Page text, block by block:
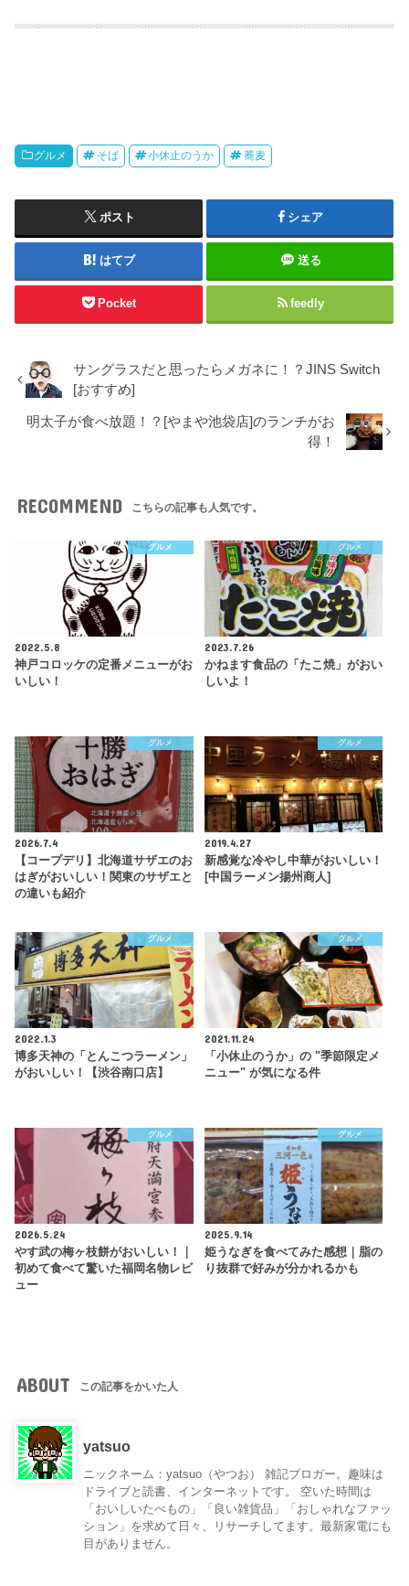
グルメ そば 小休止のうか 蕎麦
ポスト シェア
はてブ 送る
Pocket feedly
サングラスだと思ったらメガネに！？JINS Switch
[おすすめ]
明太子が食べ放題！？[やまや池袋店]のランチがお
得！
RECOMMEND こちらの記事も人気です。
グルメ
2022.5.8
神戸コロッケの定番メニューがお
いしい！
グルメ
2023.7.26
かねます食品の「たこ焼」がおい
しいよ！
グルメ
2026.7.4
【コープデリ】北海道サザエのお
はぎがおいしい！関東のサザエと
の違いも紹介
グルメ
2019.4.27
新感覚な冷やし中華がおいしい！
[中国ラーメン揚州商人]
グルメ
2022.1.3
博多天神の「とんこつラーメン」
がおいしい！【渋谷南口店】
グルメ
2021.11.24
「小休止のうか」の "季節限定メ
ニュー" が気になる件
グルメ
2026.5.24
やす武の梅ヶ枝餅がおいしい！｜
初めて食べて驚いた福岡名物レビ
ュー
グルメ
2025.9.14
姫うなぎを食べてみた感想｜脂の
り抜群で好みが分かれるかも
ABOUT この記事をかいた人
yatsuo
ニックネーム：yatsuo（やつお） 雑記ブロガー。趣味は
ドライブと読書、インターネットです。 空いた時間は
「おいしいたべもの」「良い雑貨品」「おしゃれなファッ
ション」を求めて日々、リサーチしてます。最新家電にも
目がありません。